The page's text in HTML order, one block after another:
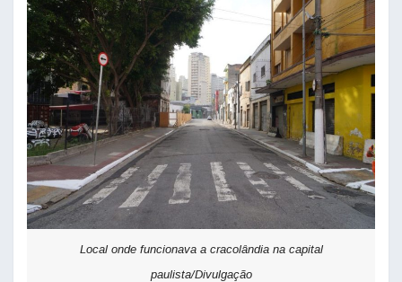
Local onde funcionava a cracolândia na capital
paulista/Divulgação